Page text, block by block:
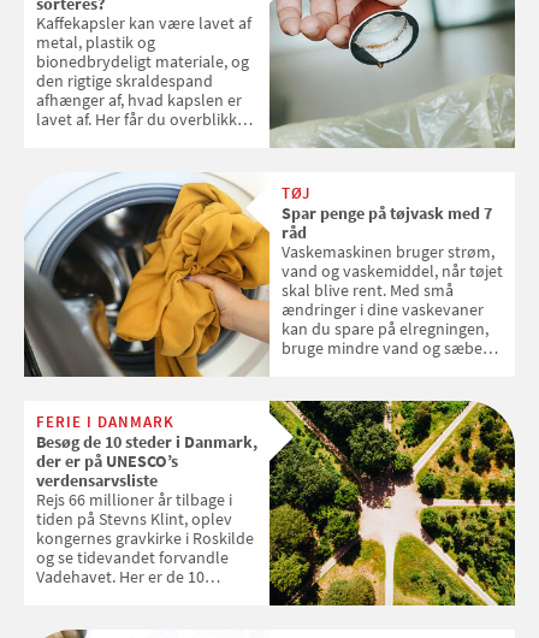
Kaffekapsler kan være lavet af
metal, plastik og
bionedbrydeligt materiale, og
den rigtige skraldespand
afhænger af, hvad kapslen er
lavet af. Her får du overblikket
TØJ
Spar penge på tøjvask med 7
råd
Vaskemaskinen bruger strøm,
vand og vaskemiddel, når tøjet
skal blive rent. Med små
ændringer i dine vaskevaner
kan du spare på elregningen,
bruge mindre vand og sæbe
enkle råd til at spare penge på
tøjvasken
FERIE I DANMARK
Besøg de 10 steder i Danmark,
der er på UNESCO’s
verdensarvsliste
Rejs 66 millioner år tilbage i
tiden på Stevns Klint, oplev
kongernes gravkirke i Roskilde
og se tidevandet forvandle
Vadehavet. Her er de 10